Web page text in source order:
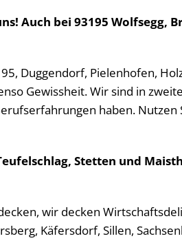
Auch bei 93195 Wolfsegg,
Duggendorf, Pielenhofen,
Gewissheit. Wir sind in
haben. Nutzen
Stetten und
wir decken
Käfersdorf, Sillen,